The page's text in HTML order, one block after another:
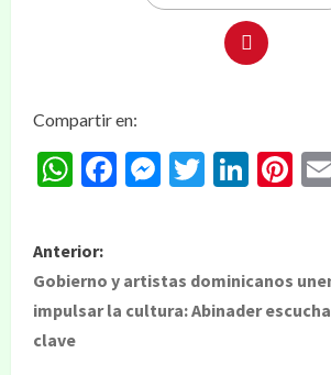
Compartir en:
WhatsApp
Facebook
Messenger
Twitter
Anterior:
Gobierno y artistas dominicanos
impulsar la cultura: Abinader
clave